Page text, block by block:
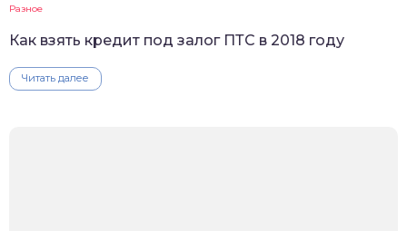
Разное
Как взять кредит под залог ПТС в 2018 году
Читать далее